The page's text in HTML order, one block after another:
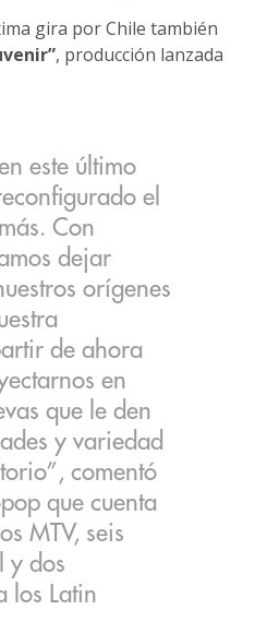
gira por Chile también
, producción lanzada
este último
el
Con
dejar
orígenes
de ahora
en
que le den
y variedad
comentó
que cuenta
MTV, seis
y dos
los Latin